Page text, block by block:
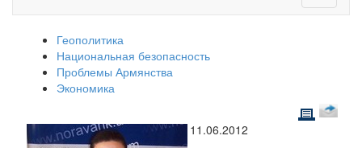
Геополитика
Национальная безопасность
Проблемы Армянства
Экономика
11.06.2012